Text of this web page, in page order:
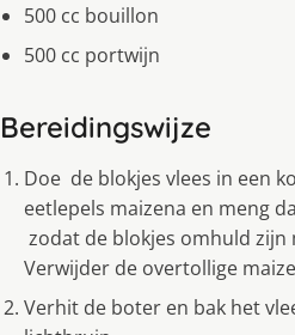
500 cc bouillon
500 cc portwijn
Bereidingswijze
Doe de blokjes vlees in een
eetlepels maizena en meng
zodat de blokjes omhuld zijn
Verwijder de overtollige
Verhit de boter en bak het